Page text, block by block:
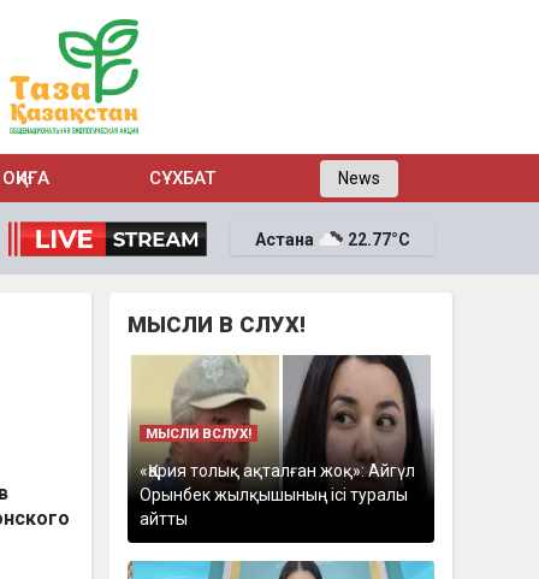
ОҚИҒА СҰХБАТ News
Астана 22.77°C
МЫСЛИ В СЛУХ!
МЫСЛИ ВСЛУХ!
«Қария толық ақталған жоқ»: Айгүл
Орынбек жылқышының ісі туралы
айтты